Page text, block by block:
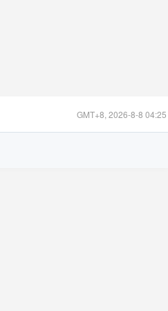
GMT+8, 2026-8-8 04:25